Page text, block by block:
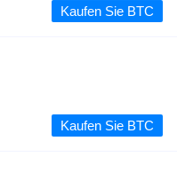
Kaufen Sie BTC
Kaufen Sie BTC